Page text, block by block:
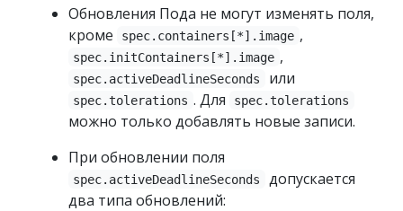
Обновления Пода не могут изменять поля,
кроме
spec.containers[*].image ,
spec.initContainers[*].image ,
spec.activeDeadlineSeconds или
spec.tolerations . Для spec.tolerations
можно только добавлять новые записи.
При обновлении поля
spec.activeDeadlineSeconds
допускается
два типа обновлений: